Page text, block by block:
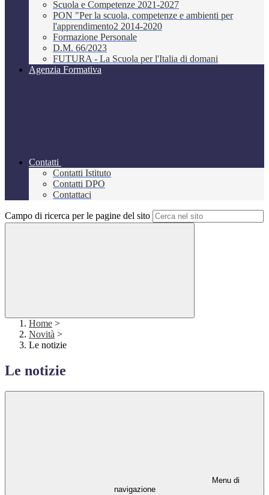
Scuola e Competenze 2021-2027
PON "Per la scuola, competenze e ambienti per
l'apprendimento2 2014-2020
Formazione Personale
D.M. 66/2023
FUTURA - La Scuola per l'Italia di domani
Agenzia Formativa
Contatti
Contatti Istituto
Contatti DPO
Contattaci
Campo di ricerca per le pagine del sito
Home >
Novità >
Le notizie
Le notizie
Menu di
navigazione